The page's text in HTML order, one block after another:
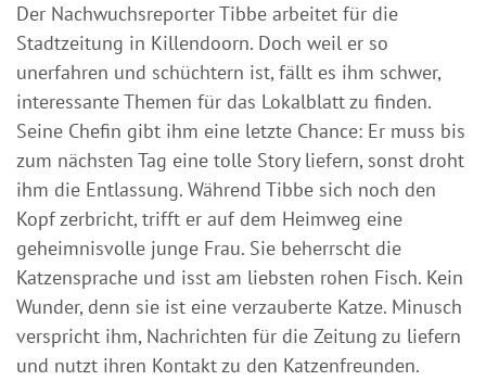
Der Nachwuchsreporter Tibbe arbeitet für die
Stadtzeitung in Killendoorn. Doch weil er so
unerfahren und schüchtern ist, fällt es ihm schwer,
interessante Themen für das Lokalblatt zu finden.
Seine Chefin gibt ihm eine letzte Chance: Er muss bis
zum nächsten Tag eine tolle Story liefern, sonst droht
ihm die Entlassung. Während Tibbe sich noch den
Kopf zerbricht, trifft er auf dem Heimweg eine
geheimnisvolle junge Frau. Sie beherrscht die
Katzensprache und isst am liebsten rohen Fisch. Kein
Wunder, denn sie ist eine verzauberte Katze. Minusch
verspricht ihm, Nachrichten für die Zeitung zu liefern
und nutzt ihren Kontakt zu den Katzenfreunden.